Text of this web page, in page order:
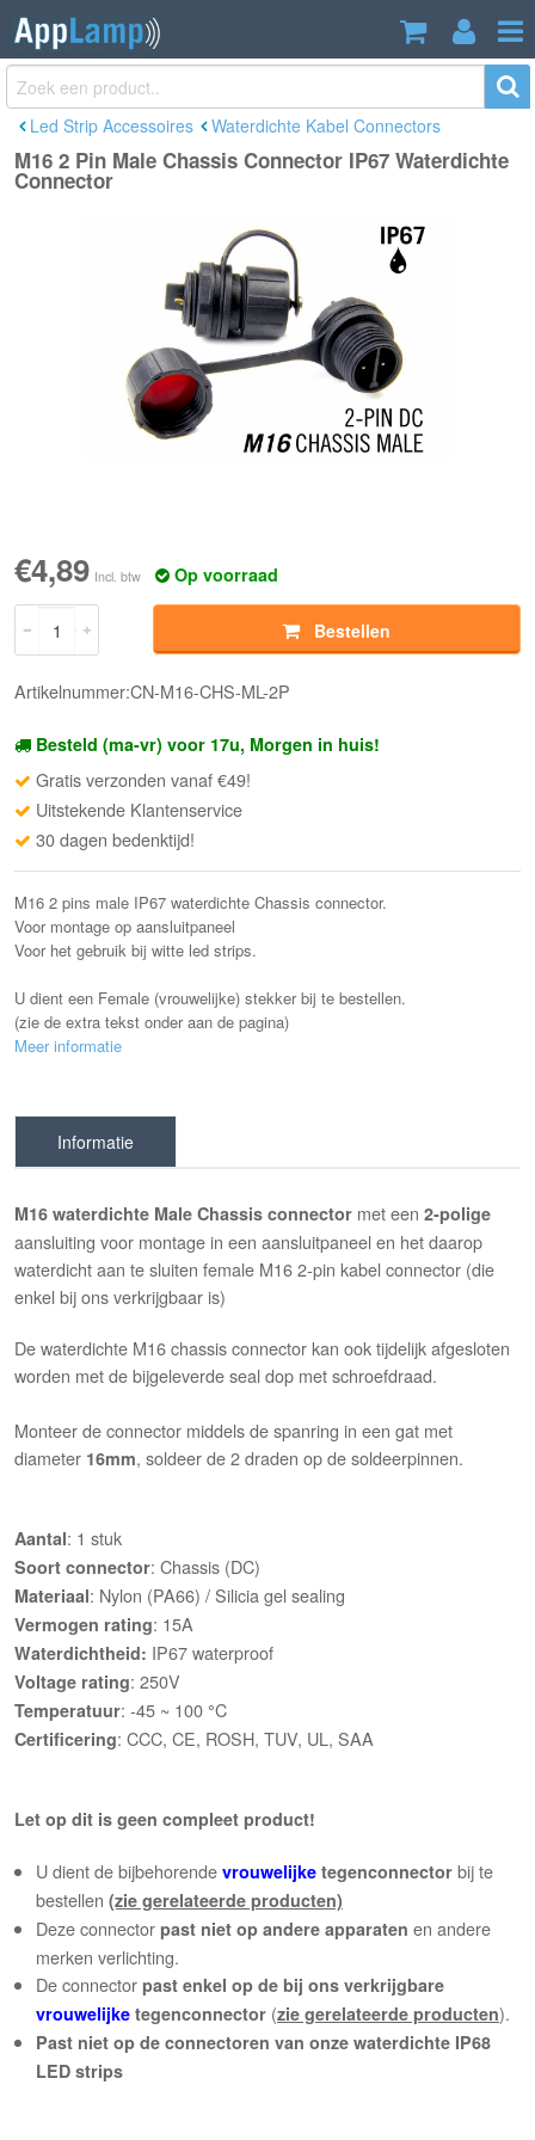
M16 2 Pin Male Chassis Connector IP67
Waterdichte Connector
€4,89
Led Strip Accessoires Waterdichte Kabel Connectors
M16 2 Pin Male Chassis Connector IP67 Waterdichte
Connector
€4,89 Incl. btw Op voorraad
Bestellen
Artikelnummer:CN-M16-CHS-ML-2P
Besteld (ma-vr) voor 17u, Morgen in huis!
Gratis verzonden vanaf €49!
Uitstekende Klantenservice
30 dagen bedenktijd!
M16 2 pins male IP67 waterdichte Chassis connector.
Voor montage op aansluitpaneel
Voor het gebruik bij witte led strips.
U dient een Female (vrouwelijke) stekker bij te bestellen.
(zie de extra tekst onder aan de pagina)
Meer informatie
Informatie
M16 waterdichte Male Chassis connector met een2-polige
aansluiting voor montage in een aansluitpaneel en het daarop
waterdicht aan te sluiten female M16 2-pin kabel connector (die
enkel bij ons verkrijgbaar is)
De waterdichte M16 chassis connector kan ook tijdelijk afgesloten
worden met de bijgeleverde seal dop met schroefdraad.
Monteer de connector middels de spanring in een gat met
diameter 16mm, soldeer de 2 draden op de soldeerpinnen.
Aantal: 1 stuk
Soort connector: Chassis (DC)
Materiaal: Nylon (PA66) / Silicia gel sealing
Vermogen rating: 15A
Waterdichtheid: IP67 waterproof
Voltage rating: 250V
Temperatuur: -45 ~ 100 °C
Certificering: CCC, CE, ROSH, TUV, UL, SAA
Let op dit is geen compleet product!
U dient de bijbehorendevrouwelijke tegenconnector bij te
bestellen(zie gerelateerde producten)
Deze connectorpast niet op andere apparaten en andere
merken verlichting.
De connectorpast enkel op de bij ons verkrijgbare
vrouwelijke tegenconnector (zie gerelateerde producten).
Past niet op de connectoren van onze waterdichte IP68
LED strips